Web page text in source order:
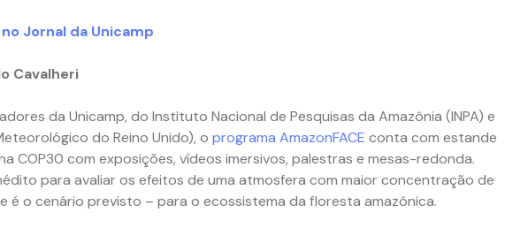
Jornal da Unicamp
Cavalheri
da Unicamp, do Instituto Nacional de Pesquisas da Amazônia (INPA) e
do Reino Unido), o programa AmazonFACE conta com estande
COP30 com exposições, vídeos imersivos, palestras e mesas-redonda.
para avaliar os efeitos de uma atmosfera com maior concentração de
é o cenário previsto – para o ecossistema da floresta amazônica.